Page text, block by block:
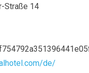
Straße 14
de/